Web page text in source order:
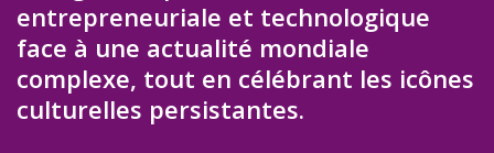
entrepreneuriale et technologique
face à une actualité mondiale
complexe, tout en célébrant les icônes
culturelles persistantes.